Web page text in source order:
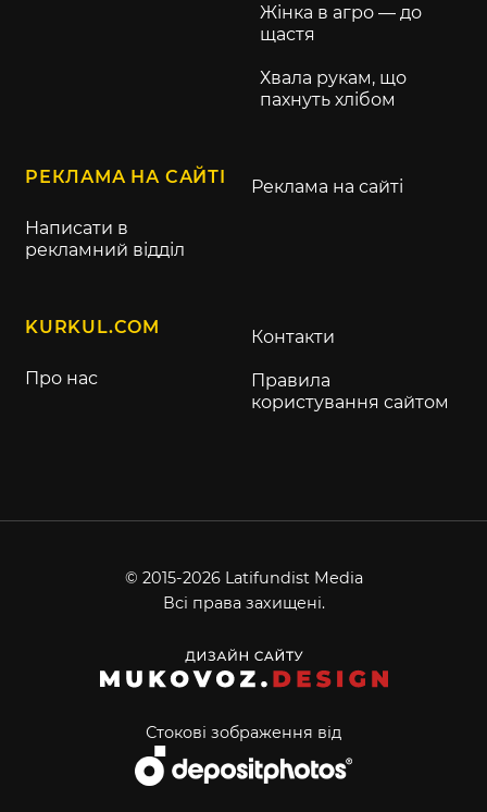
Жінка в агро — до
щастя
Хвала рукам, що
пахнуть хлібом
РЕКЛАМА НА САЙТІ
Написати в
рекламний відділ
Реклама на сайті
KURKUL.COM
Про нас
Контакти
Правила
користування сайтом
© 2015-2026 Latifundist Media
Всі права захищені.
Стокові зображення від